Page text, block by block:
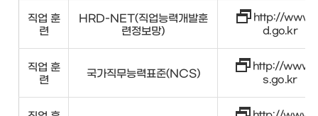
직업 훈
련
HRD-NET(직업능력개발훈
련정보망)
http://
d.go.kr
직업 훈
련
국가직무능력표준(NCS)
http://
s.go.kr
http://